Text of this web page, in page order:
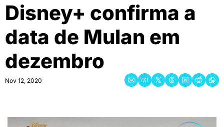
Disney+ confirma a
data de Mulan em
dezembro
Nov 12, 2020